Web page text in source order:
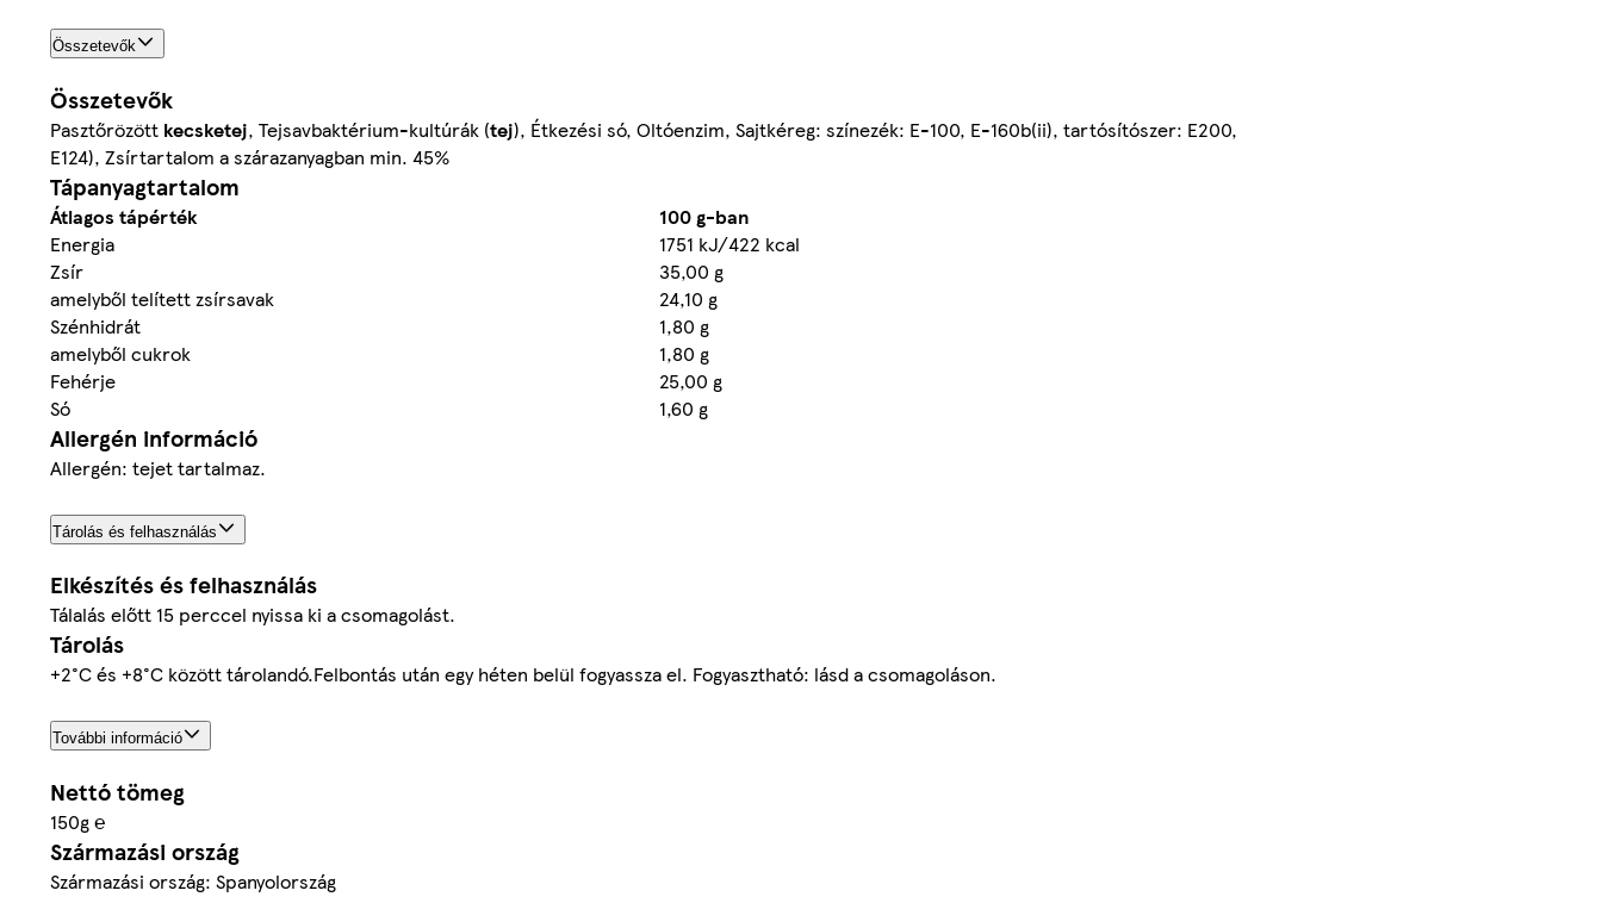
Összetevők
Összetevők
Pasztőrözött kecsketej, Tejsavbaktérium-kultúrák (tej), Étkezési só, Oltóenzim, Sajtkéreg: színezék: E-100, E-160b(ii), tartósítószer: E200,
E124), Zsírtartalom a szárazanyagban min. 45%
Tápanyagtartalom
Átlagos tápérték
100 g-ban
Energia
1751 kJ/422 kcal
Zsír
35,00 g
amelyből telített zsírsavak
24,10 g
Szénhidrát
1,80 g
amelyből cukrok
1,80 g
Fehérje
25,00 g
Só
1,60 g
Allergén információ
Allergén: tejet tartalmaz.
Tárolás és felhasználás
Elkészítés és felhasználás
Tálalás előtt 15 perccel nyissa ki a csomagolást.
Tárolás
+2°C és +8°C között tárolandó.Felbontás után egy héten belül fogyassza el. Fogyasztható: lásd a csomagoláson.
További információ
Nettó tömeg
150g ℮
Származási ország
Származási ország: Spanyolország